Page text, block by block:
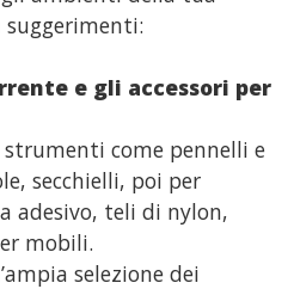
suggerimenti:
e gli accessori per
come pennelli e
secchielli, poi per
adesivo, teli di nylon,
mobili.
selezione dei